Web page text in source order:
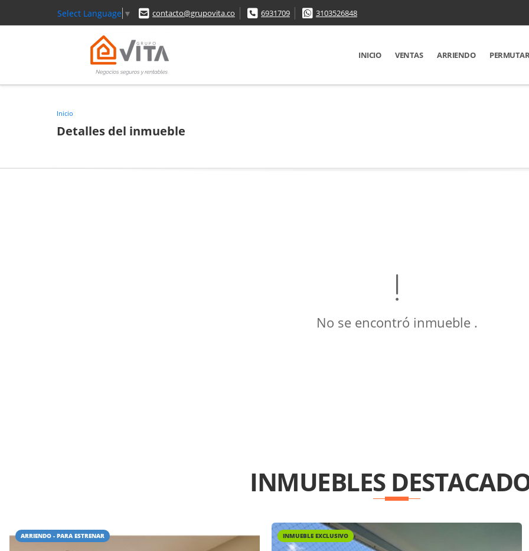
Select Language ▼ contacto@grupovita.co 6931709 3103526848
INICIO VENTAS ARRIENDO
Inicio
Detalles del inmueble
No se encontró inmueble .
INMUEBLES
ARRIENDO - PARA ESTRENAR INMUEBLE EXCLUSIVO